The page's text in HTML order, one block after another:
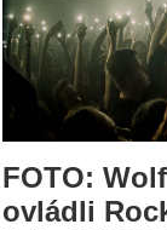
FOTO:
ovládli